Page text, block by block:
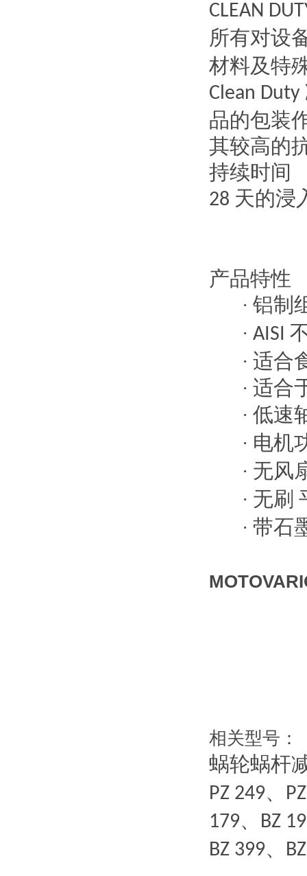
CLEAN
所有对设
材料及特
Clean Duty
品的包装
其较高的
持续时间
28 天的浸
产品特性
· 铝制
· AISI
· 适合
· 适合
· 低速
· 电机
· 无风
· 无刷
· 带石
相关型号：
蜗轮蜗杆
PZ 249、
179、
BZ
BZ 399、